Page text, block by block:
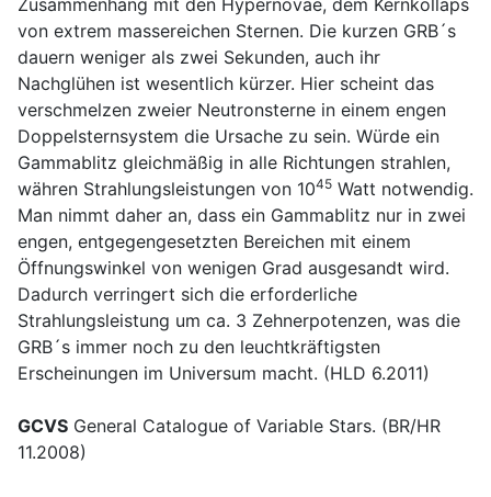
von extrem massereichen Sternen. Die kurzen GRB´s
dauern weniger als zwei Sekunden, auch ihr
Nachglühen ist wesentlich kürzer. Hier scheint das
verschmelzen zweier Neutronsterne in einem engen
Doppelsternsystem die Ursache zu sein. Würde ein
Gammablitz gleichmäßig in alle Richtungen strahlen,
währen Strahlungsleistungen von 1045 Watt notwendig.
Man nimmt daher an, dass ein Gammablitz nur in zwei
engen, entgegengesetzten Bereichen mit einem
Öffnungswinkel von wenigen Grad ausgesandt wird.
Dadurch verringert sich die erforderliche
Strahlungsleistung um ca. 3 Zehnerpotenzen, was die
GRB´s immer noch zu den leuchtkräftigsten
Erscheinungen im Universum macht. (HLD 6.2011)
GCVS General Catalogue of Variable Stars. (BR/HR
11.2008)